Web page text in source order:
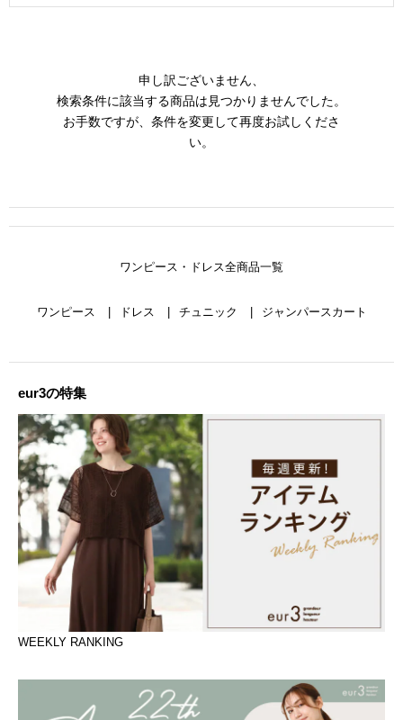
申し訳ございません、
検索条件に該当する商品は見つかりませんでした。
お手数ですが、条件を変更して再度お試しくださ
い。
ワンピース・ドレス全商品一覧
ワンピース ドレス チュニック ジャンパースカート
eur3の特集
WEEKLY RANKING